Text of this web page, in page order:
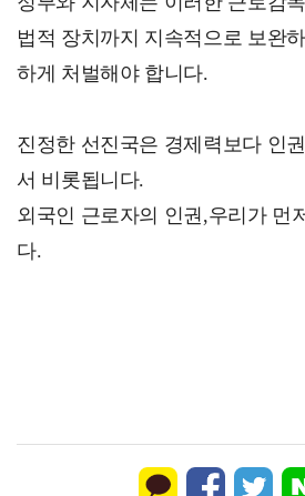
법적 장치까지 지속적으로 보완
하게 처벌해야 합니다.
진정한 선진국은 경제력보다 인
서 비롯됩니다.
외국인 근로자의 인권,우리가 먼
다.